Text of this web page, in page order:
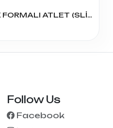
1020 BERRAK ERKEK FORMALI ATLET (SLİM FİT) 54 BEDEN
Follow Us
Facebook